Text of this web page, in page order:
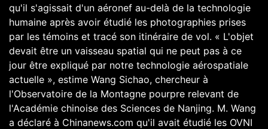
qu'il s'agissait d'un aéronef au-delà de la technologie
humaine après avoir étudié les photographies prises
par les témoins et tracé son itinéraire de vol. « L'objet
devait être un vaisseau spatial qui ne peut pas à ce
jour être expliqué par notre technologie aérospatiale
actuelle », estime Wang Sichao, chercheur à
l'Observatoire de la Montagne pourpre relevant de
l'Académie chinoise des Sciences de Nanjing. M. Wang
a déclaré à Chinanews.com qu'il avait étudié les OVNI